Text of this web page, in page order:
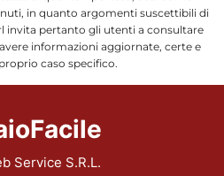
in quanto argomenti suscettibili di
invita pertanto gli utenti a consultare
informazioni aggiornate, certe e
caso specifico.
Service S.R.L.